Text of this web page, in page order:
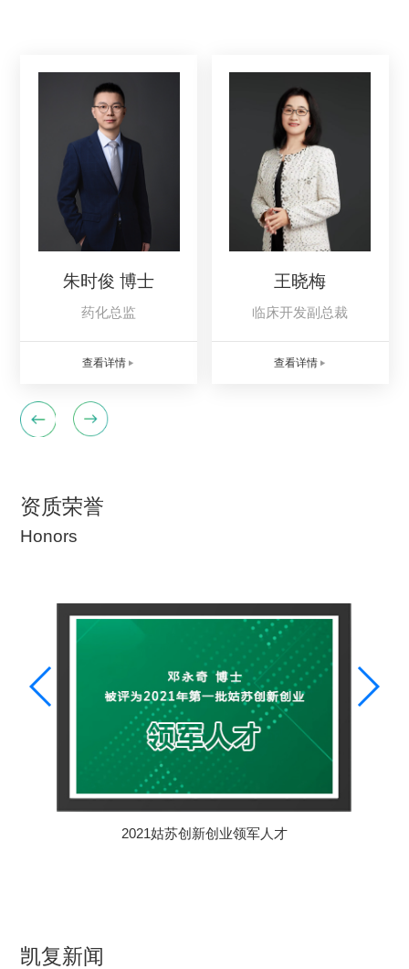
邓永奇 博士
创始人兼执行总裁
查看详情
赵丕明 博士
生物及临床前研究专家
查看详情
朱时俊 博士
药化总监
查看详情
王晓梅
临床开发副总裁
查看详情
资质荣誉
Honors
2021姑苏创新创业领军人才
凯复新闻